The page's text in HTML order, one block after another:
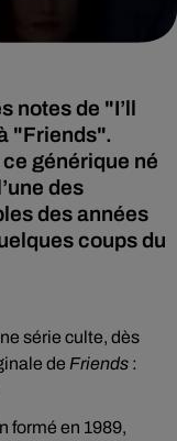
notes de "I’ll
"Friends".
générique né
des
des années
coups du
série culte, dès
de Friends :
formé en 1989,